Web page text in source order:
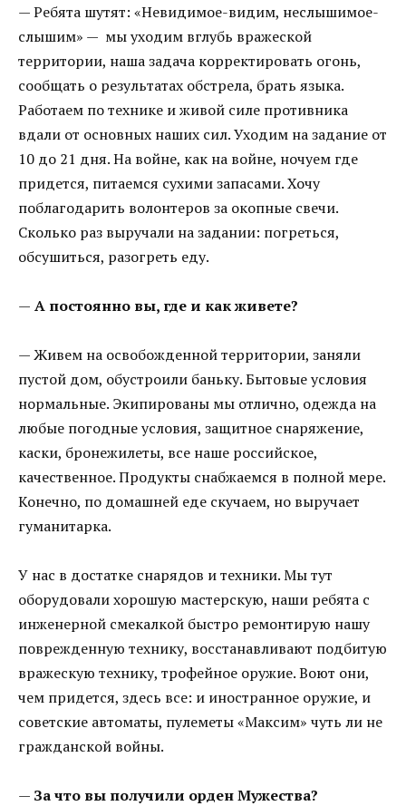
— Ребята шутят: «Невидимое-видим, неслышимое-
слышим» — мы уходим вглубь вражеской
территории, наша задача корректировать огонь,
сообщать о результатах обстрела, брать языка.
Работаем по технике и живой силе противника
вдали от основных наших сил. Уходим на задание от
10 до 21 дня. На войне, как на войне, ночуем где
придется, питаемся сухими запасами. Хочу
поблагодарить волонтеров за окопные свечи.
Сколько раз выручали на задании: погреться,
обсушиться, разогреть еду.
— А постоянно вы, где и как живете?
— Живем на освобожденной территории, заняли
пустой дом, обустроили баньку. Бытовые условия
нормальные. Экипированы мы отлично, одежда на
любые погодные условия, защитное снаряжение,
каски, бронежилеты, все наше российское,
качественное. Продукты снабжаемся в полной мере.
Конечно, по домашней еде скучаем, но выручает
гуманитарка.
У нас в достатке снарядов и техники. Мы тут
оборудовали хорошую мастерскую, наши ребята с
инженерной смекалкой быстро ремонтирую нашу
поврежденную технику, восстанавливают подбитую
вражескую технику, трофейное оружие. Воют они,
чем придется, здесь все: и иностранное оружие, и
советские автоматы, пулеметы «Максим» чуть ли не
гражданской войны.
— За что вы получили орден Мужества?